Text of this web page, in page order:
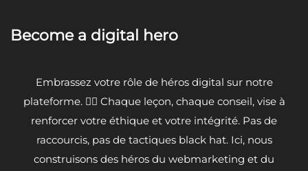
Become a digital hero
Embrassez votre rôle de héros digital sur notre
plateforme. 🦸‍♂️ Chaque leçon, chaque conseil, vise à
renforcer votre éthique et votre intégrité. Pas de
raccourcis, pas de tactiques black hat. Ici, nous
construisons des héros du webmarketing et du